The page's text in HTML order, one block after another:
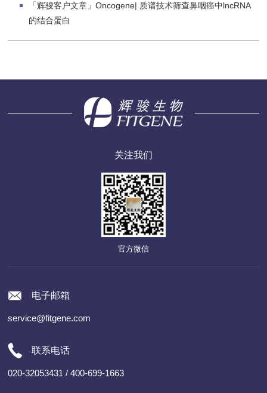
「辉骏客户文章」Oncogene| 质谱技术筛查鼻咽癌中lncRNA
的结合蛋白
关注我们
官方微信
电子邮箱
service@fitgene.com
联系电话
020-32053431 / 400-699-1663